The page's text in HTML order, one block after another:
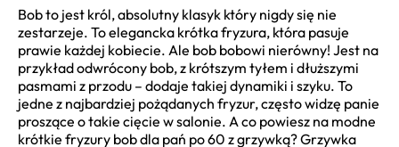
Bob to jest król, absolutny klasyk który nigdy się nie
zestarzeje. To elegancka krótka fryzura, która pasuje
prawie każdej kobiecie. Ale bob bobowi nierówny! Jest na
przykład odwrócony bob, z krótszym tyłem i dłuższymi
pasmami z przodu – dodaje takiej dynamiki i szyku. To
jedne z najbardziej pożądanych fryzur, często widzę panie
proszące o takie cięcie w salonie. A co powiesz na modne
krótkie fryzury bob dla pań po 60 z grzywką? Grzywka